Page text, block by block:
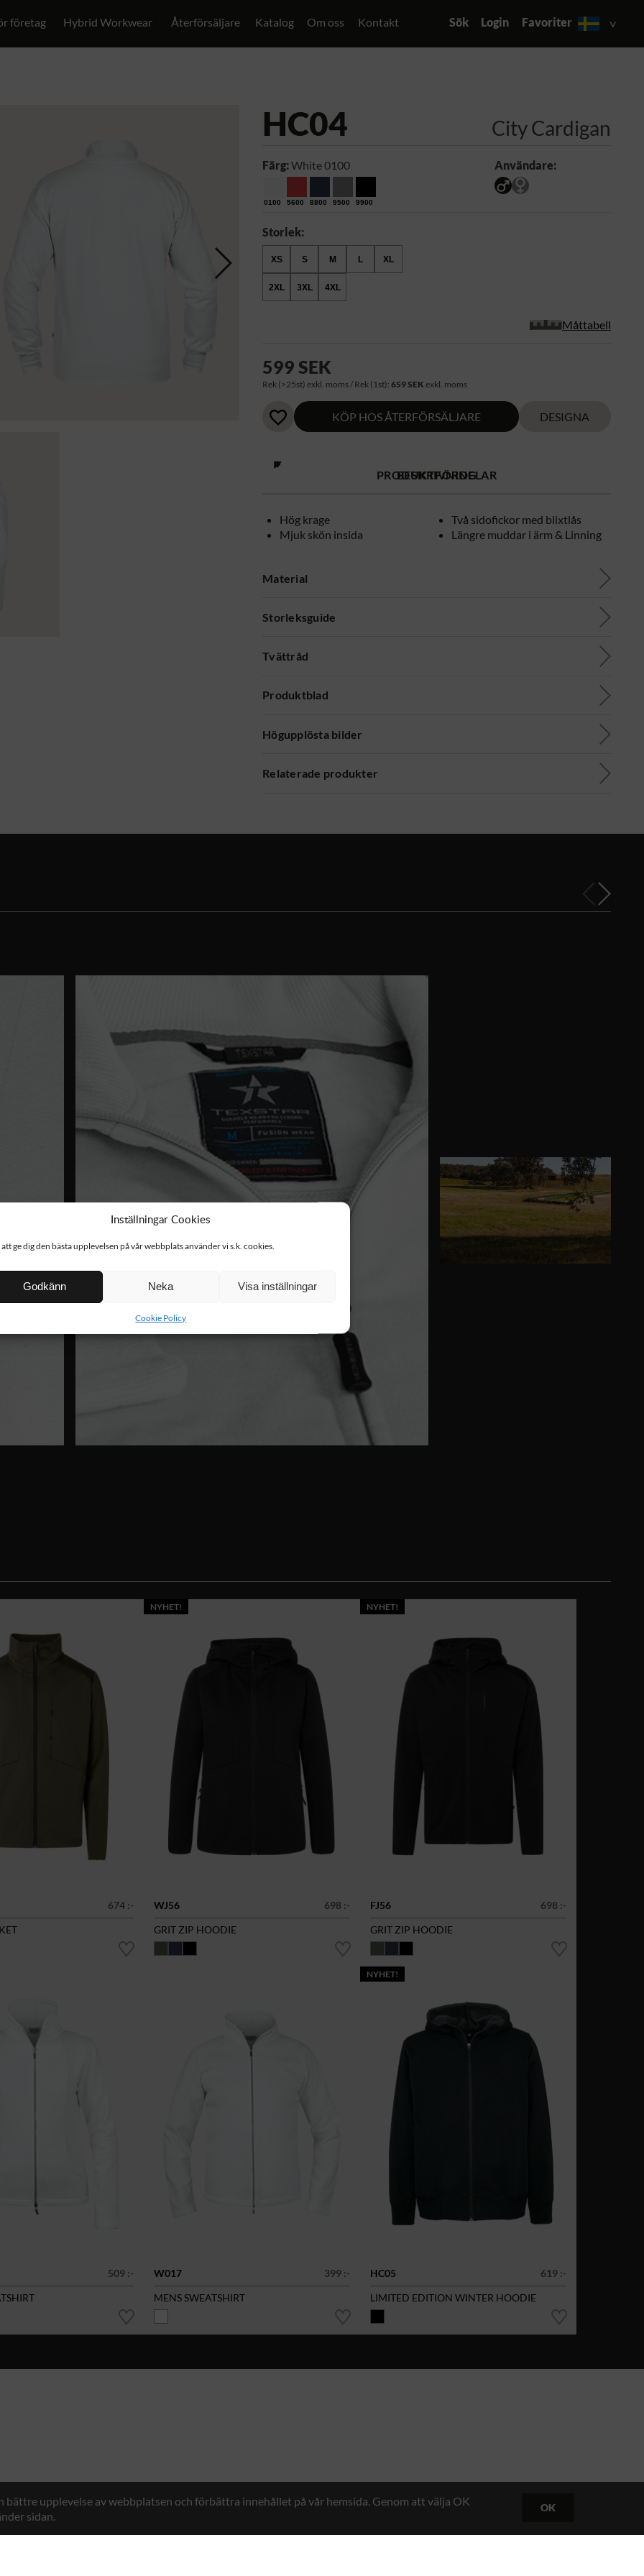
Inställningar Cookies
ge dig den bästa upplevelsen på vår webbplats använder vi s.k. cookies.
Godkänn Neka Visa inställningar
Cookie Policy
företag Hybrid Workwear Återförsäljare Katalog Om oss Kontakt Sök Login Favoriter
HC04 City Cardigan
Färg:White 0100
0100 5600 8800 9500 9900
Användare:
Storlek:
XS S M L XL
2XL 3XL 4XL
Måttabell
599 SEK
Rek (>25st) exkl. moms / Rek (1st):659 SEK exkl. moms
KÖP HOS ÅTERFÖRSÄLJARE DESIGNA
PRODUKTFÖRDELAR
Hög krage
Mjuk skön insida
Två sidofickor med blixtlås
Längre muddar i ärm & Linning
BESKRIVNING
Material
Storleksguide
Tvättråd
Produktblad
Högupplösta bilder
Relaterade produkter
674 :-
NYHET!
WJ56
698 :-
GRIT ZIP HOODIE
NYHET!
FJ56
698 :-
GRIT ZIP HOODIE
509 :-
W017
399 :-
MENS SWEATSHIRT
NYHET!
HC05
619 :-
LIMITED EDITION WINTER HOODIE
upplevelse av webbplatsen och förbättra innehållet på vår hemsida. Genom att välja OK
sidan.
OK